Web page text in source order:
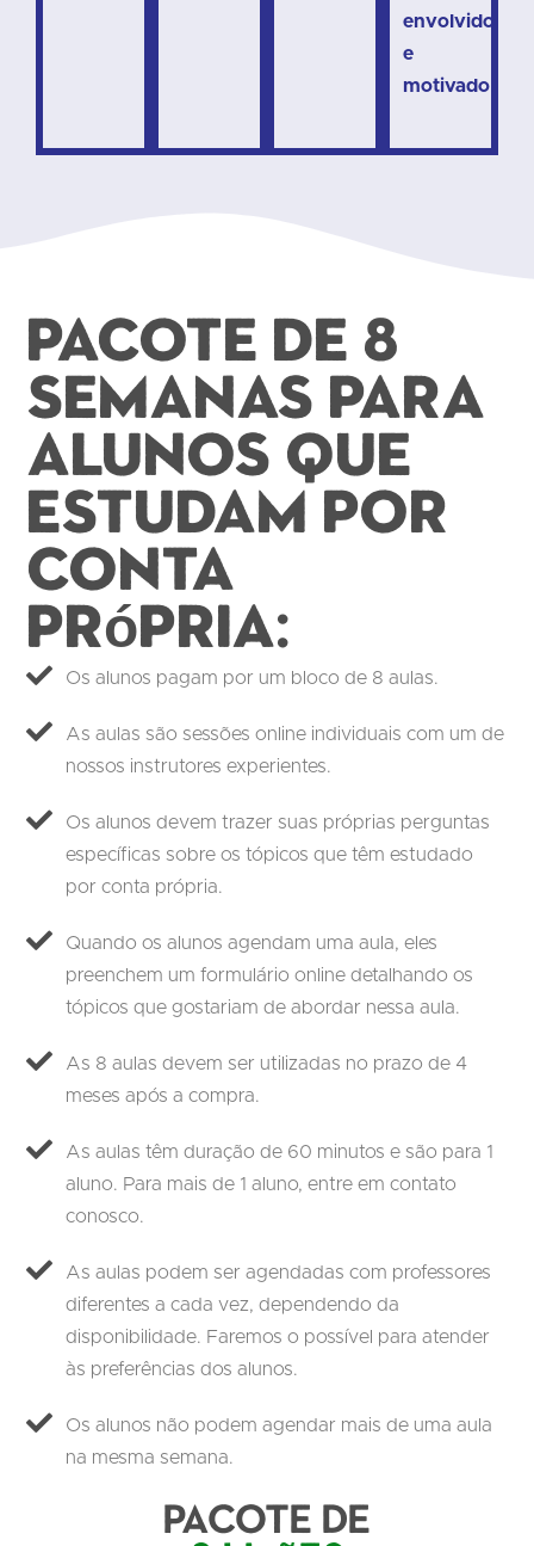
envolvido
e
motivado
Pacote de 8
semanas para
alunos que
estudam por
conta
própria:
Os alunos pagam por um bloco de 8 aulas.
As aulas são sessões online individuais com um de
nossos instrutores experientes.
Os alunos devem trazer suas próprias perguntas
específicas sobre os tópicos que têm estudado
por conta própria.
Quando os alunos agendam uma aula, eles
preenchem um formulário online detalhando os
tópicos que gostariam de abordar nessa aula.
As 8 aulas devem ser utilizadas no prazo de 4
meses após a compra.
As aulas têm duração de 60 minutos e são para 1
aluno. Para mais de 1 aluno, entre em contato
conosco.
As aulas podem ser agendadas com professores
diferentes a cada vez, dependendo da
disponibilidade. Faremos o possível para atender
às preferências dos alunos.
Os alunos não podem agendar mais de uma aula
na mesma semana.
Pacote de